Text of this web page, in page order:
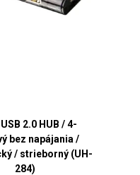
2.0 HUB / 4-
bez napájania /
/ strieborný (UH-
284)